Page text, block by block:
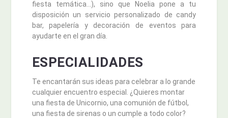
fiesta temática…), sino que Noelia pone a tu
disposición un servicio personalizado de candy
bar, papelería y decoración de eventos para
ayudarte en el gran día.
ESPECIALIDADES
Te encantarán sus ideas para celebrar a lo grande
cualquier encuentro especial. ¿Quieres montar
una fiesta de Unicornio, una comunión de fútbol,
una fiesta de sirenas o un cumple a todo color?